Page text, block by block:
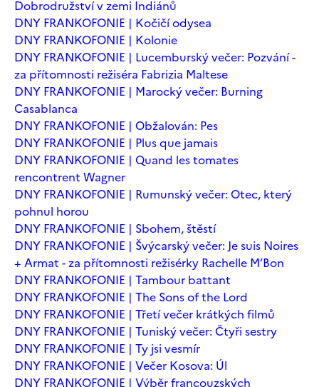
Dobrodružství v zemi Indiánů
DNY FRANKOFONIE | Kočičí odysea
DNY FRANKOFONIE | Kolonie
DNY FRANKOFONIE | Lucemburský večer: Pozvání -
za přítomnosti režiséra Fabrizia Maltese
DNY FRANKOFONIE | Marocký večer: Burning
Casablanca
DNY FRANKOFONIE | Obžalován: Pes
DNY FRANKOFONIE | Plus que jamais
DNY FRANKOFONIE | Quand les tomates
rencontrent Wagner
DNY FRANKOFONIE | Rumunský večer: Otec, který
pohnul horou
DNY FRANKOFONIE | Sbohem, štěstí
DNY FRANKOFONIE | Švýcarský večer: Je suis Noires
+ Armat - za přítomnosti režisérky Rachelle M’Bon
DNY FRANKOFONIE | Tambour battant
DNY FRANKOFONIE | The Sons of the Lord
DNY FRANKOFONIE | Třetí večer krátkých filmů
DNY FRANKOFONIE | Tuniský večer: Čtyři sestry
DNY FRANKOFONIE | Ty jsi vesmír
DNY FRANKOFONIE | Večer Kosova: Úl
DNY FRANKOFONIE | Výběr francouzských